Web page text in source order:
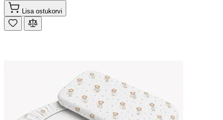
Lisa ostukorvi